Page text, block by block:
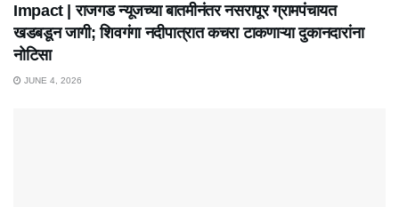
Impact | राजगड न्यूजच्या बातमीनंतर नसरापूर ग्रामपंचायत
खडबडून जागी; शिवगंगा नदीपात्रात कचरा टाकणाऱ्या दुकानदारांना
नोटिसा
JUNE 4, 2026